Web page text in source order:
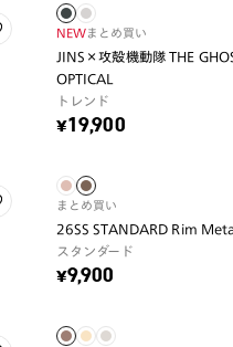
NEWまとめ買い
JINS×攻殻機動隊 THE
OPTICAL
トレンド
¥19,900
まとめ買い
26SS STANDARD Rim
スタンダード
¥9,900